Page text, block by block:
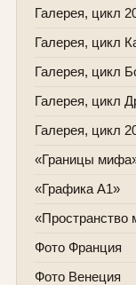
Галерея, цикл
Галерея, цикл
Галерея, цикл
Галерея, цикл
Галерея, цикл
«Границы
«Графика А1»
«Пространство
Фото Франция
Фото Венеция